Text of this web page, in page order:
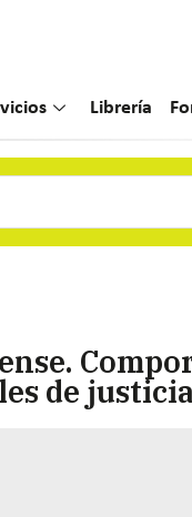
Librería
de justicia